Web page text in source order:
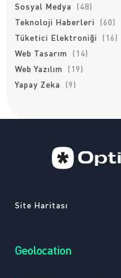
Sosyal Medya
(48)
Teknoloji Haberleri
(60)
Tüketici Elektroniği
(16)
Web Tasarım
(14)
Web Yazılım
(19)
Yapay Zeka
(9)
Site Haritası
Geolocation